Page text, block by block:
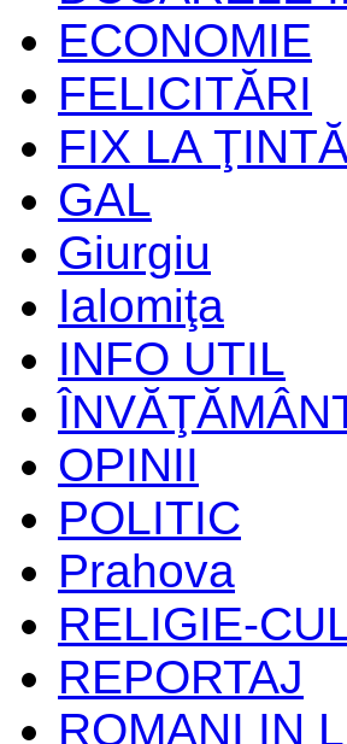
ECONOMIE
FELICITĂRI
FIX LA
GAL
Giurgiu
Ialomiţa
INFO UTIL
OPINII
POLITIC
Prahova
RELIGIE-
REPORTAJ
ROMANI IN